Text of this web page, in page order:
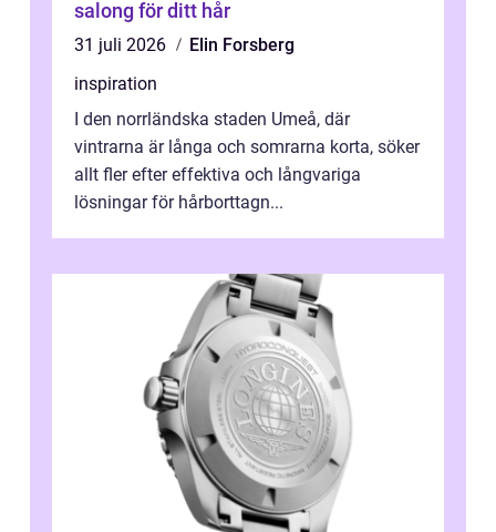
salong för ditt hår
31 juli 2026
Elin Forsberg
inspiration
I den norrländska staden Umeå, där
vintrarna är långa och somrarna korta, söker
allt fler efter effektiva och långvariga
lösningar för hårborttagn...